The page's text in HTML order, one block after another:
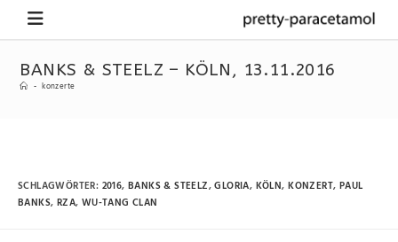
BANKS & STEELZ – KÖLN, 13.11.2016
- konzerte
SCHLAGWÖRTER: 2016, BANKS & STEELZ,GLORIA, KÖLN, KONZERT, PAUL
BANKS, RZA, WU-TANG CLAN